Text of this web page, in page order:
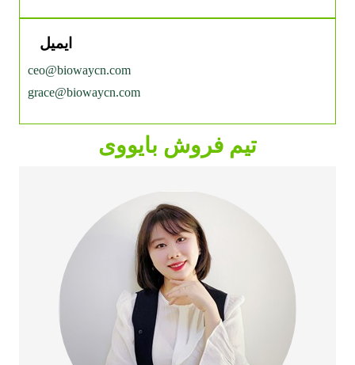
ایمیل
ceo@biowaycn.com
grace@biowaycn.com
تیم فروش بایووی